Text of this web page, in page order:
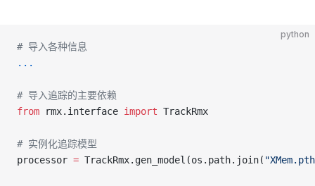
python
# 导入各种信息
...
# 导入追踪的主要依赖
from rmx.interface import TrackRmx
# 实例化追踪模型
processor = TrackRmx.gen_model(os.path.join(